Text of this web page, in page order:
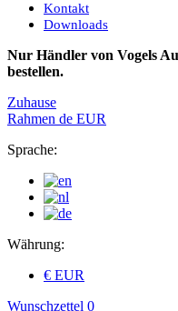
Kontakt
Downloads
Nur Händler von Vogels
bestellen.
Zuhause
Rahmen de EUR
Sprache:
Währung:
€ EUR
Wunschzettel 0